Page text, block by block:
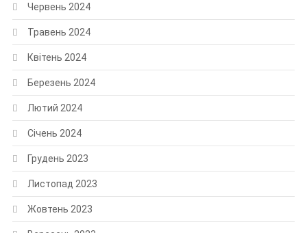
Червень 2024
Травень 2024
Квітень 2024
Березень 2024
Лютий 2024
Січень 2024
Грудень 2023
Листопад 2023
Жовтень 2023